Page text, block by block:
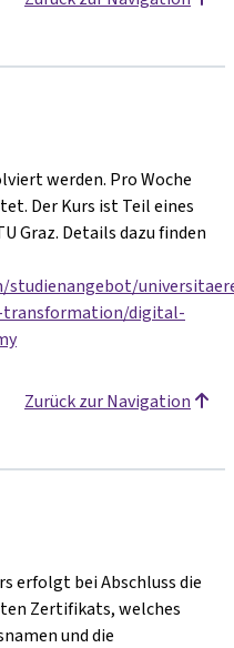
werden. Pro Woche
Der Kurs ist Teil eines
Graz. Details dazu finden
digital-
Zurück zur Navigation
erfolgt bei Abschluss die
Zertifikats, welches
und die